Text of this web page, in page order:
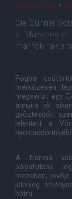
Lakner Péter •
Ole Gunnar
a Manchester
már folynak a
Pogba
mérkőzésén
megsérült egy
annyira jól
győztesgólt
jelentett a
A francia
pályafutása
mezében,
jelenleg
hátra.